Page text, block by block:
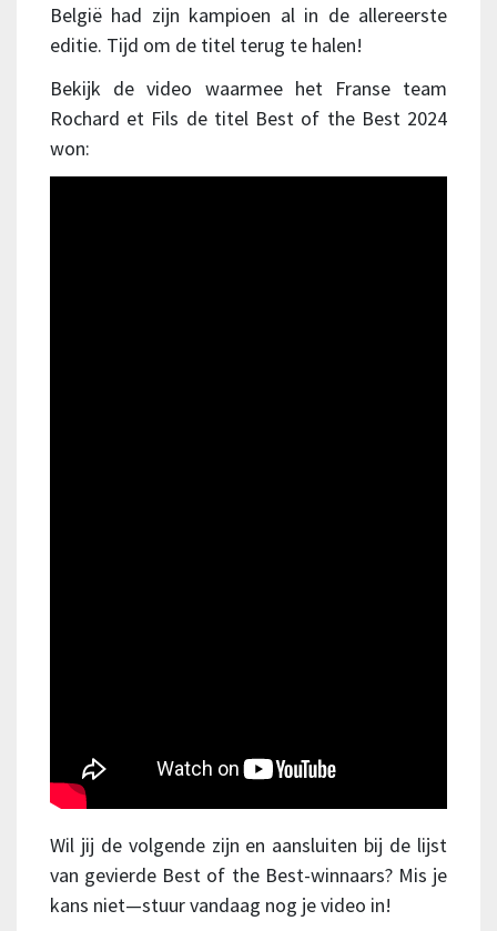
België had zijn kampioen al in de allereerste
editie. Tijd om de titel terug te halen!
Bekijk de video waarmee het Franse team
Rochard et Fils de titel Best of the Best 2024
won:
Wil jij de volgende zijn en aansluiten bij de lijst
van gevierde Best of the Best-winnaars? Mis je
kans niet—stuur vandaag nog je video in!